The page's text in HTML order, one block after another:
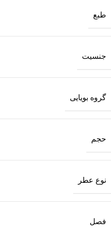
طبع
جنسیت
گروه بویایی
حجم
نوع عطر
فصل